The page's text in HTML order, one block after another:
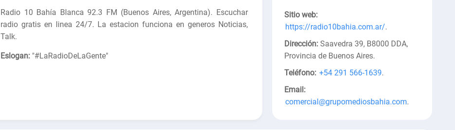
Radio 10 Bahía Blanca 92.3 FM (Buenos Aires, Argentina). Escuchar
radio gratis en linea 24/7. La estacion funciona en generos Noticias,
Talk.
Eslogan: "#LaRadioDeLaGente"
Sitio web:
https://radio10bahia.com.ar/.
Dirección: Saavedra 39, B8000 DDA,
Provincia de Buenos Aires.
Teléfono: +54 291 566-1639.
Email:
comercial@grupomediosbahia.com.